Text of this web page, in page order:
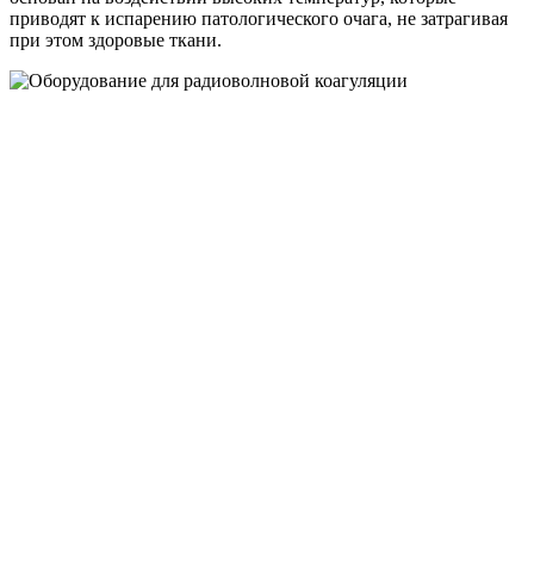
приводят к испарению патологического очага, не затрагивая
при этом здоровые ткани.